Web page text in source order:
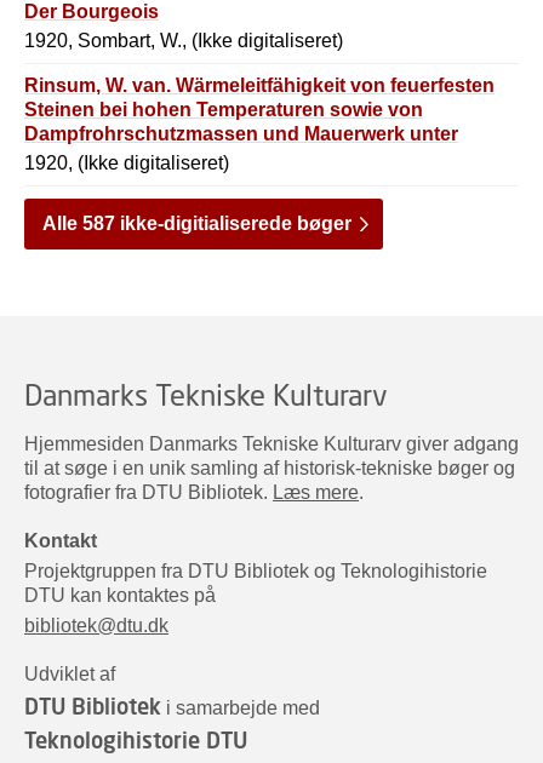
Der Bourgeois
1920, Sombart, W., (Ikke digitaliseret)
Rinsum, W. van. Wärmeleitfähigkeit von feuerfesten
Steinen bei hohen Temperaturen sowie von
Dampfrohrschutzmassen und Mauerwerk unter
Verwendung eines neuen Verfahrens der
1920, (Ikke digitaliseret)
Alle 587 ikke-digitialiserede bøger
Danmarks Tekniske Kulturarv
Hjemmesiden Danmarks Tekniske Kulturarv giver adgang
til at søge i en unik samling af historisk-tekniske bøger og
fotografier fra DTU Bibliotek. Læs mere.
Kontakt
Projektgruppen fra DTU Bibliotek og Teknologihistorie
DTU kan kontaktes på
bibliotek@dtu.dk
Udviklet af
DTU Bibliotek i samarbejde med
Teknologihistorie DTU